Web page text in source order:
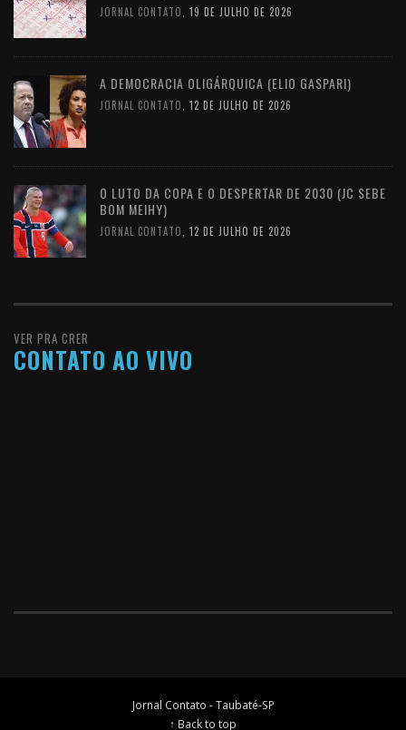
JORNAL CONTATO 19 DE JULHO DE 2026
A DEMOCRACIA OLIGÁRQUICA (ELIO GASPARI)
JORNAL CONTATO 12 DE JULHO DE 2026
O LUTO DA COPA E O DESPERTAR DE 2030 (JC SEBE
BOM MEIHY)
JORNAL CONTATO 12 DE JULHO DE 2026
VER PRA CRER
CONTATO AO VIVO
Jornal Contato - Taubaté-SP
↑ Back to top